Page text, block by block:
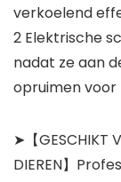
verkoelend
2 Elektrische
nadat ze aan
opruimen voor
➤【GESCHIKT
DIEREN】